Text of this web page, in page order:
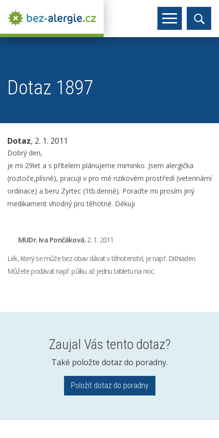
Dotaz 1897
Dotaz, 2. 1. 2011
Dobrý den,
je mi 29let a s přítelem plánujeme miminko. Jsem alergička
(roztoče,plísně), pracuji v pro mě rizikovém prostředí (veterinární
ordinace) a beru Zyrtec (1tb.denně). Poraďte mi prosím jiný
medikament vhodný pro těhotné. Děkuji
MUDr. Iva Pončáková, 2. 1. 2011
Lék, který se může bez obav dávat v těhotenství, je např. Dithiaden.
Můžete podávat např. půlku až jednu tabletu na noc.
Zaujal Vás tento dotaz?
Také položte dotaz do poradny.
Položit dotaz do poradny